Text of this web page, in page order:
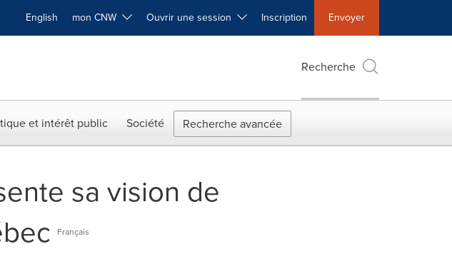
English mon CNW Ouvrir une session Inscription Envoyer
Recherche
et intérêt public Société Recherche avancée
sa vision de
Français